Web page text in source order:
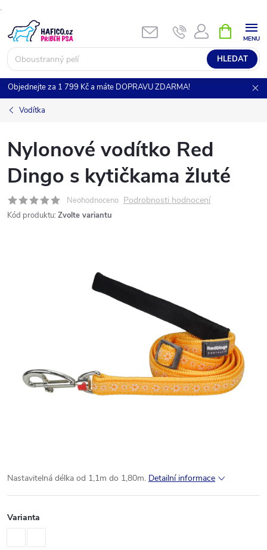
.
na
obsah
HLEDAT
NÁKUPNÍ
KOŠÍK
Objednejte za 1 799 Kč a máte DOPRAVU ZDARMA!
Vodítka
Nylonové vodítko Red
Dingo s kytičkama žluté
Neohodnoceno Podrobnosti hodnocení
Kód produktu: Zvolte variantu
Nastavitelná délka od 1,1m do 1,80m. Detailní informace
Varianta